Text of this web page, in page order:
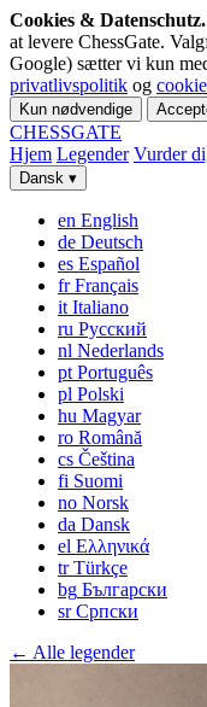
Cookies & Datenschutz.
at levere ChessGate.
Google) sætter vi kun
privatlivspolitik og
Kun nødvendige
CHESSGATE
Hjem Legender Vurder
Dansk ▾
en English
de Deutsch
es Español
fr Français
it Italiano
ru Русский
nl Nederlands
pt Português
pl Polski
hu Magyar
ro Română
cs Čeština
fi Suomi
no Norsk
da Dansk
el Ελληνικά
tr Türkçe
bg Български
sr Српски
← Alle legender